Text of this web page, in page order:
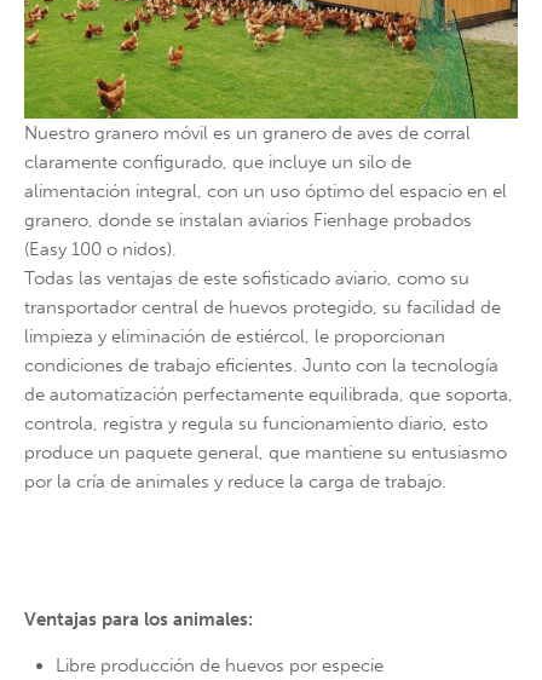
Lorem ipsum dolor sit amet:
24h/ 365days
We offer support for our customers
Mon - Fri 8:00am - 5:00pm
Get in touch
Cybersteel Inc.
376-293 City Road, Suite 600
San Francisco, CA 94102
Have any questions?
Nuestro granero móvil es un granero de aves de corral
claramente configurado, que incluye un silo de
alimentación integral, con un uso óptimo del espacio en el
granero, donde se instalan aviarios Fienhage probados
(Easy 100 o nidos).
Todas las ventajas de este sofisticado aviario, como su
transportador central de huevos protegido, su facilidad de
limpieza y eliminación de estiércol, le proporcionan
condiciones de trabajo eficientes. Junto con la tecnología
de automatización perfectamente equilibrada, que soporta,
controla, registra y regula su funcionamiento diario, esto
produce un paquete general, que mantiene su entusiasmo
por la cría de animales y reduce la carga de trabajo.
Ventajas para los animales:
Libre producción de huevos por especie